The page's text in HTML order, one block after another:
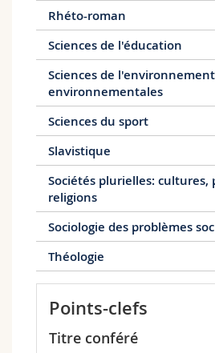
Rhéto-roman
Sciences de l'éducation
Sciences de
environnementales
Sciences du sport
Slavistique
Sociétés plurielles:
religions
Sociologie des problèmes
Théologie
Points-clefs
Titre conféré